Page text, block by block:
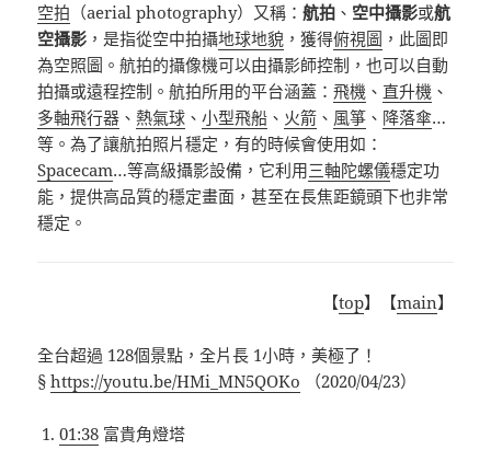
空拍 （aerial photography）又稱：航拍 、 空中攝影或航
空攝影 ，是指從空中拍攝地球地貌 ，獲得俯視圖 ，此圖即
為空照圖。航拍的攝像機可以由攝影師控制，也可以自動
拍攝或遠程控制。航拍所用的平台涵蓋：飛機 、 直升機 、
多軸飛行器 、熱氣球 、小型飛船 、 火箭 、 風箏 、 降落傘…
等。為了讓航拍照片穩定，有的時候會使用如：
Spacecam…等高級攝影設備，它利用三軸陀螺儀穩定功
能，提供高品質的穩定畫面，甚至在長焦距鏡頭下也非常
穩定。
【top】【main】
全台超過 128個景點，全片長 1小時，美極了！
§https://youtu.be/HMi_MN5QOKo （2020/04/23）
01:38 富貴角燈塔